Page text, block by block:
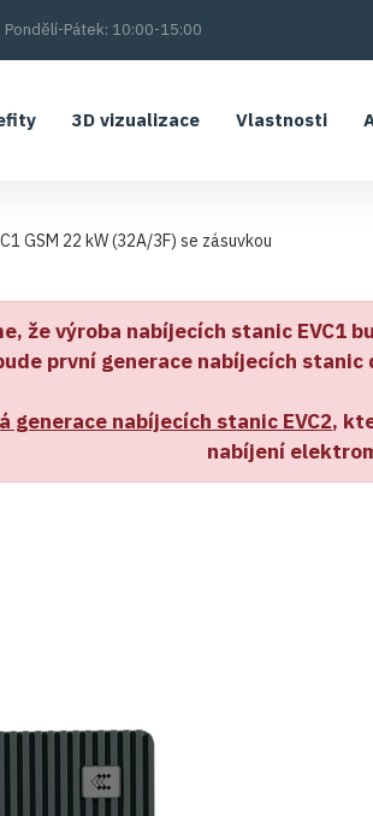
Pondělí-Pátek: 10:00-15:00
3D vizualizace Vlastnosti
GSM 22 kW (32A/3F) se zásuvkou
že výroba nabíjecích stanic EVC1
první generace nabíjecích
generace nabíjecích stanic EVC2,
nabíjení